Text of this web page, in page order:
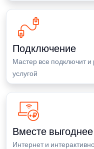
Подключение
Мастер все подключит и
услугой
Вместе выгоднее
Интернет и